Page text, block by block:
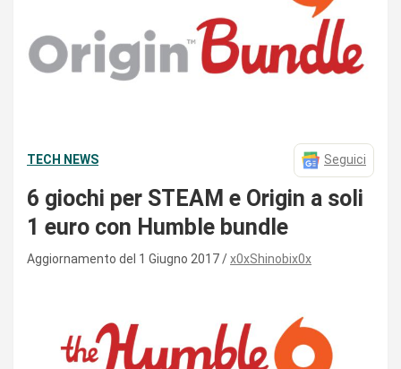
TECH NEWS Seguici
6 giochi per STEAM e Origin a soli
1 euro con Humble bundle
Aggiornamento del 1 Giugno 2017 x0xShinobix0x